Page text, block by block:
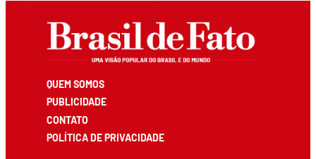
QUEM SOMOS
PUBLICIDADE
CONTATO
POLÍTICA DE PRIVACIDADE